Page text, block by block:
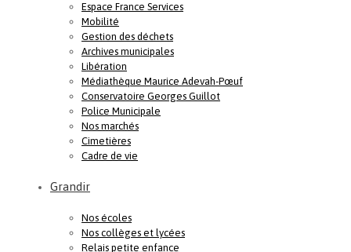
Espace France Services
Mobilité
Gestion des déchets
Archives municipales
Libération
Médiathèque Maurice Adevah-Pœuf
Conservatoire Georges Guillot
Police Municipale
Nos marchés
Cimetières
Cadre de vie
Grandir
Nos écoles
Nos collèges et lycées
Relais petite enfance